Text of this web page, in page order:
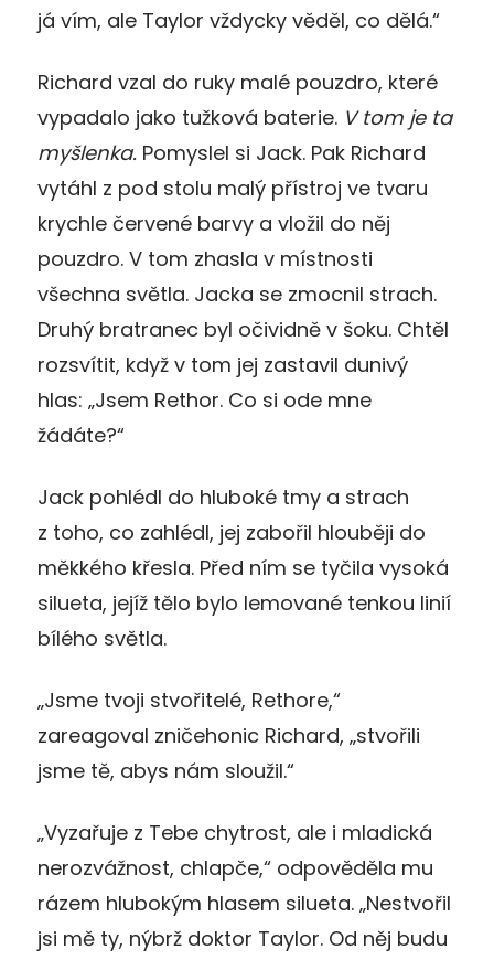
já vím, ale Taylor vždycky věděl, co dělá.“
Richard vzal do ruky malé pouzdro, které
vypadalo jako tužková baterie. V tom je ta
myšlenka. Pomyslel si Jack. Pak Richard
vytáhl z pod stolu malý přístroj ve tvaru
krychle červené barvy a vložil do něj
pouzdro. V tom zhasla v místnosti
všechna světla. Jacka se zmocnil strach.
Druhý bratranec byl očividně v šoku. Chtěl
rozsvítit, když v tom jej zastavil dunivý
hlas: „Jsem Rethor. Co si ode mne
žádáte?“
Jack pohlédl do hluboké tmy a strach
z toho, co zahlédl, jej zabořil hlouběji do
měkkého křesla. Před ním se tyčila vysoká
silueta, jejíž tělo bylo lemované tenkou linií
bílého světla.
„Jsme tvoji stvořitelé, Rethore,“
zareagoval zničehonic Richard, „stvořili
jsme tě, abys nám sloužil.“
„Vyzařuje z Tebe chytrost, ale i mladická
nerozvážnost, chlapče,“ odpověděla mu
rázem hlubokým hlasem silueta. „Nestvořil
jsi mě ty, nýbrž doktor Taylor. Od něj budu